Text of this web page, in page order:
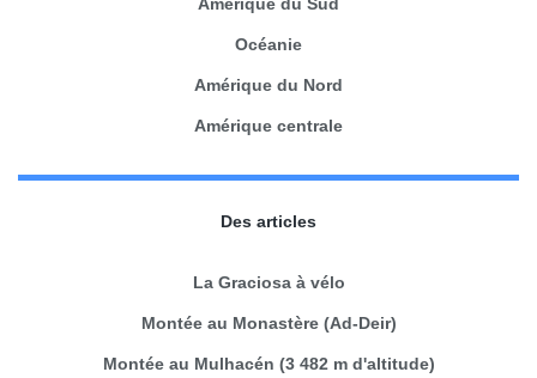
Océanie
Amérique du Nord
Amérique centrale
Des articles
La Graciosa à vélo
Montée au Monastère (Ad-Deir)
Montée au Mulhacén (3 482 m d'altitude)